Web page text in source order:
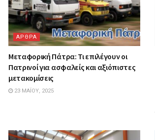
ΑΡΘΡΑ
Μεταφορική Πάτρα: Τι επιλέγουν οι
Πατρινοί για ασφαλείς και αξιόπιστες
μετακομίσεις
23 ΜΑΪ́ΟΥ, 2025